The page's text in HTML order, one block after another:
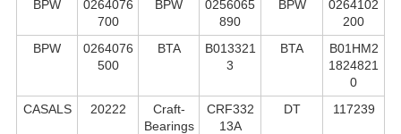
BPW
0264076
700
BPW
0256065
890
BPW
0264102
200
BPW
0264076
500
BTA
B013321
3
BTA
B01HM2
1824821
0
CASALS
20222
Craft-
Bearings
CRF332
13A
DT 117239